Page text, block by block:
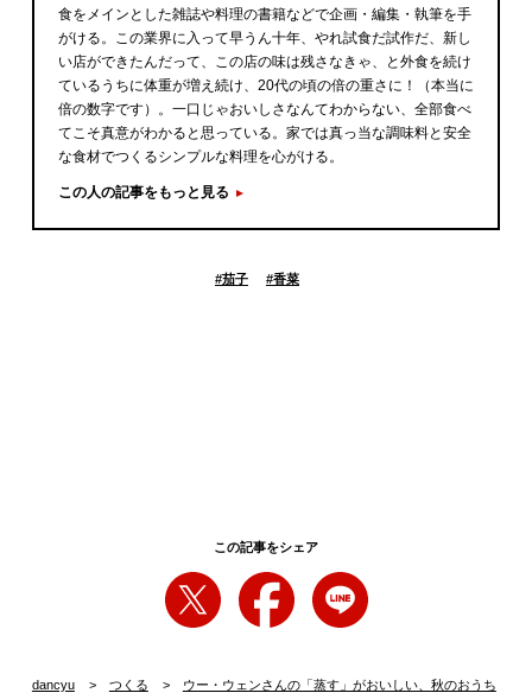
食をメインとした雑誌や料理の書籍などで企画・編集・執筆を手
がける。この業界に入って早うん十年、やれ試食だ試作だ、新し
い店ができたんだって、この店の味は残さなきゃ、と外食を続け
ているうちに体重が増え続け、20代の頃の倍の重さに！（本当に
倍の数字です）。一口じゃおいしさなんてわからない、全部食べ
てこそ真意がわかると思っている。家では真っ当な調味料と安全
な食材でつくるシンプルな料理を心がける。
この人の記事をもっと見る
#茄子 #香菜
この記事をシェア
dancyu つくる
ウー・ウェンさんの「蒸す」がおいしい、秋のおうち